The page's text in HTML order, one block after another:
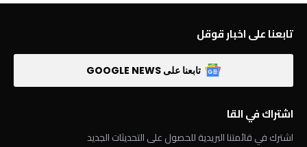
تابعنا على اخبار قوقل
تابعنا على GOOGLE NEWS
اشتراك في القا
اشترك في قائمتنا البريدية للحصول على التحديثات الجديد